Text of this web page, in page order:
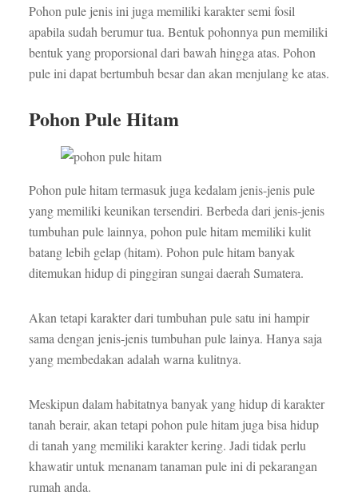
Pohon pule jenis ini juga memiliki karakter semi fosil
apabila sudah berumur tua. Bentuk pohonnya pun memiliki
bentuk yang proporsional dari bawah hingga atas. Pohon
pule ini dapat bertumbuh besar dan akan menjulang ke atas.
Pohon Pule Hitam
Pohon pule hitam termasuk juga kedalam jenis-jenis pule
yang memiliki keunikan tersendiri. Berbeda dari jenis-jenis
tumbuhan pule lainnya, pohon pule hitam memiliki kulit
batang lebih gelap (hitam). Pohon pule hitam banyak
ditemukan hidup di pinggiran sungai daerah Sumatera.
Akan tetapi karakter dari tumbuhan pule satu ini hampir
sama dengan jenis-jenis tumbuhan pule lainya. Hanya saja
yang membedakan adalah warna kulitnya.
Meskipun dalam habitatnya banyak yang hidup di karakter
tanah berair, akan tetapi pohon pule hitam juga bisa hidup
di tanah yang memiliki karakter kering. Jadi tidak perlu
khawatir untuk menanam tanaman pule ini di pekarangan
rumah anda.